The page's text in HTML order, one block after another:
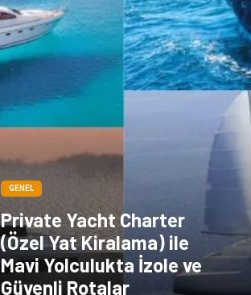
GENEL
Private Yacht Charter
(Özel Yat Kiralama) ile
Mavi Yolculukta İzole ve
Güvenli Rotalar